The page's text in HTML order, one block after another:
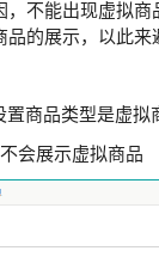
不能出现虚拟
的展示，以此来
商品类型是虚拟
会展示虚拟商品